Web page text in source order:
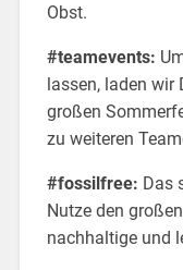
Obst.
#teamevents:
lassen, laden wir
großen
zu weiteren
#fossilfree: Das
Nutze den
nachhaltige und